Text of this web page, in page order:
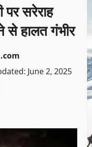
पर सरेराह
से हालत गंभीर
June 2, 2025